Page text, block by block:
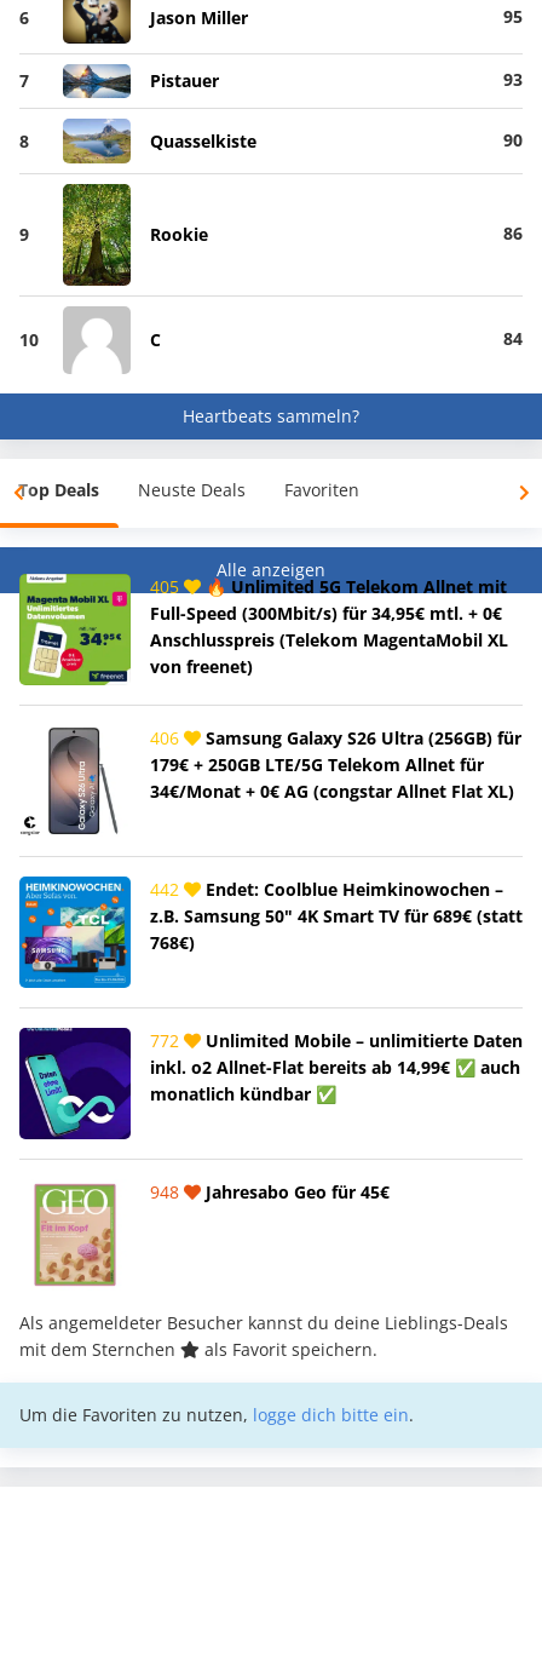
6 Jason Miller 95
7 Pistauer 93
8 Quasselkiste 90
9 Rookie 86
10 C 84
Heartbeats sammeln?
Top Deals Neuste Deals Favoriten
Alle anzeigen
405
🔥 Unlimited 5G Telekom Allnet mit
Full-Speed (300Mbit/s) für 34,95€ mtl. + 0€
Anschlusspreis (Telekom MagentaMobil XL
von freenet)
406
Samsung Galaxy S26 Ultra (256GB) für
179€ + 250GB LTE/5G Telekom Allnet für
34€/Monat + 0€ AG (congstar Allnet Flat XL)
442
Endet: Coolblue Heimkinowochen –
z.B. Samsung 50" 4K Smart TV für 689€ (statt
768€)
772
Unlimited Mobile – unlimitierte Daten
inkl. o2 Allnet-Flat bereits ab 14,99€ ✅ auch
monatlich kündbar ✅
948 Jahresabo Geo für 45€
Als angemeldeter Besucher kannst du deine Lieblings-Deals
mit dem Sternchen
als Favorit speichern.
Um die Favoriten zu nutzen, logge dich bitte ein.